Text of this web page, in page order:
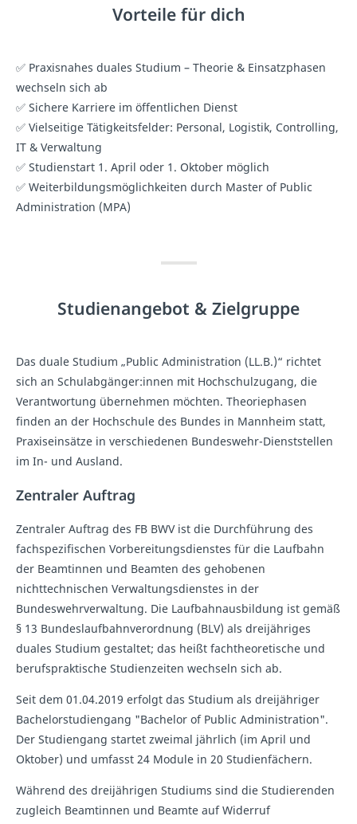
Vorteile für dich
✅ Praxisnahes duales Studium – Theorie & Einsatzphasen
wechseln sich ab
✅ Sichere Karriere im öffentlichen Dienst
✅ Vielseitige Tätigkeitsfelder: Personal, Logistik, Controlling,
IT & Verwaltung
✅ Studienstart 1. April oder 1. Oktober möglich
✅ Weiterbildungsmöglichkeiten durch Master of Public
Administration (MPA)
Studienangebot & Zielgruppe
Das duale Studium „Public Administration (LL.B.)“ richtet
sich an Schulabgänger:innen mit Hochschulzugang, die
Verantwortung übernehmen möchten. Theoriephasen
finden an der Hochschule des Bundes in Mannheim statt,
Praxiseinsätze in verschiedenen Bundeswehr-Dienststellen
im In- und Ausland.
Zentraler Auftrag
Zentraler Auftrag des FB BWV ist die Durchführung des
fachspezifischen Vorbereitungsdienstes für die Laufbahn
der Beamtinnen und Beamten des gehobenen
nichttechnischen Verwaltungsdienstes in der
Bundeswehrverwaltung. Die Laufbahnausbildung ist gemäß
§ 13 Bundeslaufbahnverordnung (BLV) als dreijähriges
duales Studium gestaltet; das heißt fachtheoretische und
berufspraktische Studienzeiten wechseln sich ab.
Seit dem 01.04.2019 erfolgt das Studium als dreijähriger
Bachelorstudiengang "Bachelor of Public Administration".
Der Studiengang startet zweimal jährlich (im April und
Oktober) und umfasst 24 Module in 20 Studienfächern.
Während des dreijährigen Studiums sind die Studierenden
zugleich Beamtinnen und Beamte auf Widerruf